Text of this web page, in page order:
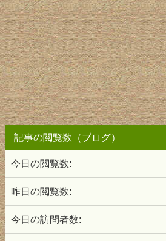
記事の閲覧数（ブログ）
今日の閲覧数:
昨日の閲覧数:
今日の訪問者数: